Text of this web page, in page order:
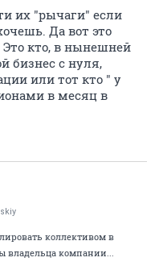
их "рычаги" если
Да вот это
Это кто, в нынешней
бизнес с нуля,
или тот кто " у
в месяц в
коллективом в
владельца компании...